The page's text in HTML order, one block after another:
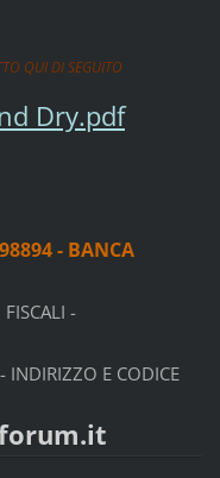
QUI DI SEGUITO
Dry.pdf
- BANCA
FISCALI -
INDIRIZZO E CODICE